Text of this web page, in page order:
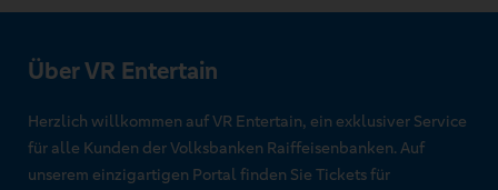
Über VR Entertain
Herzlich willkommen auf VR Entertain, ein exklusiver Service
für alle Kunden der Volksbanken Raiffeisenbanken. Auf
unserem einzigartigen Portal finden Sie Tickets für